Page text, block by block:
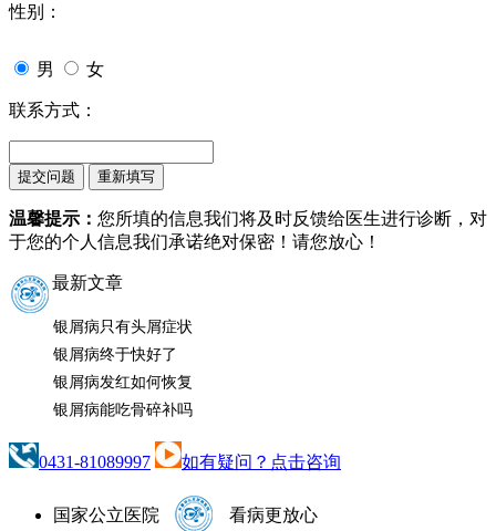
性别：
男 女
联系方式：
温馨提示： 您所填的信息我们将及时反馈给医生进行诊断，对
于您的个人信息我们承诺绝对保密！请您放心！
最新文章
银屑病只有头屑症状
银屑病终于快好了
银屑病发红如何恢复
银屑病能吃骨碎补吗
0431-81089997 如有疑问？点击咨询
国家公立医院 看病更放心